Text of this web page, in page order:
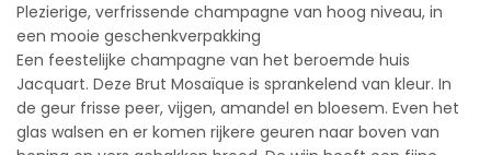
Plezierige, verfrissende champagne van hoog niveau, in
een mooie geschenkverpakking
Een feestelijke champagne van het beroemde huis
Jacquart. Deze Brut Mosaïque is sprankelend van kleur. In
de geur frisse peer, vijgen, amandel en bloesem. Even het
glas walsen en er komen rijkere geuren naar boven van